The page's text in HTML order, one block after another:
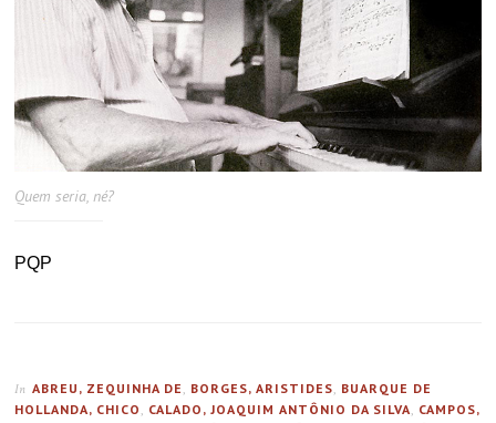
Quem seria, né?
PQP
In ABREU, ZEQUINHA DE , BORGES, ARISTIDES, BUARQUE DE
HOLLANDA, CHICO , CALADO, JOAQUIM ANTÔNIO DA SILVA, CAMPOS,